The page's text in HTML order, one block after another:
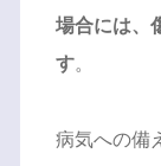
場合には、
す。
病気への備